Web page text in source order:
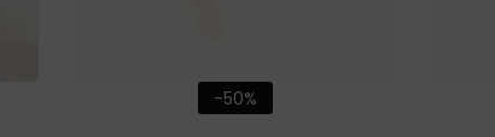
-50%